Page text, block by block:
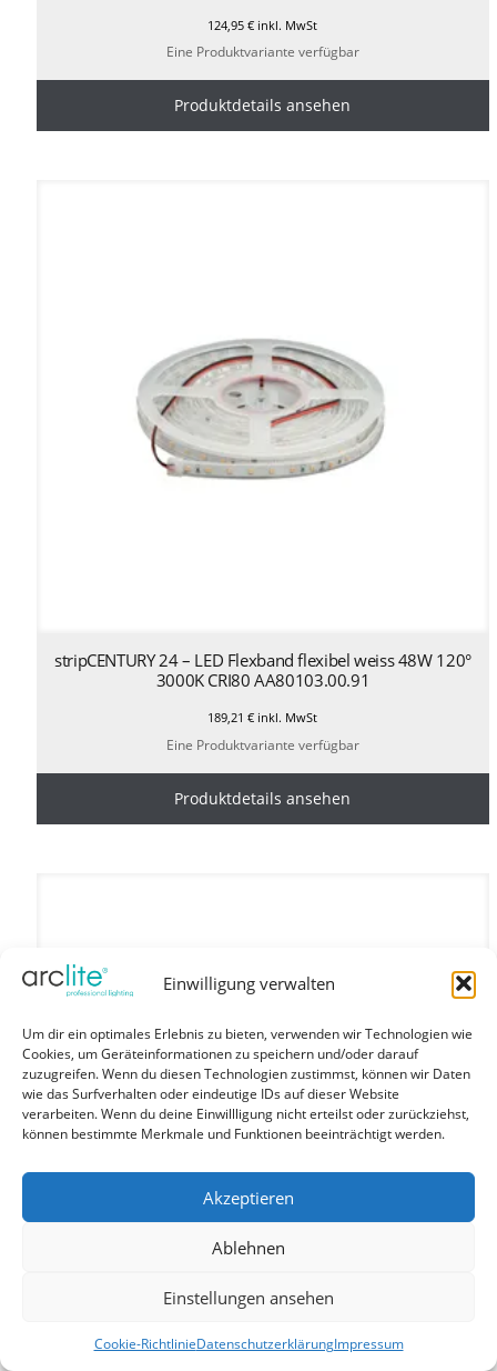
Einwilligung verwalten
Um dir ein optimales Erlebnis zu bieten, verwenden wir Technologien wie
Cookies, um Geräteinformationen zu speichern und/oder darauf
zuzugreifen. Wenn du diesen Technologien zustimmst, können wir Daten
wie das Surfverhalten oder eindeutige IDs auf dieser Website
verarbeiten. Wenn du deine Einwillligung nicht erteilst oder zurückziehst,
können bestimmte Merkmale und Funktionen beeinträchtigt werden.
Akzeptieren
Ablehnen
Einstellungen ansehen
Cookie-RichtlinieDatenschutzerklärungImpressum
124,95€ inkl. MwSt
Eine Produktvariante verfügbar
Produktdetails ansehen
stripCENTURY 24 – LED Flexband flexibel weiss 48W 120°
3000K CRI80 AA80103.00.91
189,21€ inkl. MwSt
Eine Produktvariante verfügbar
Produktdetails ansehen
stripCENTURY 20 – LED Flexband flexibel weiss 48W 120°